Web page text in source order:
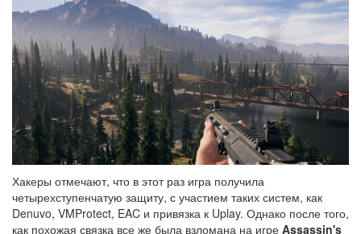
Хакеры отмечают, что в этот раз игра получила
четырехступенчатую защиту, с участием таких систем, как
Denuvo, VMProtect, EAC и привязка к Uplay. Однако после того,
как похожая связка все же была взломана на игре Assassin's